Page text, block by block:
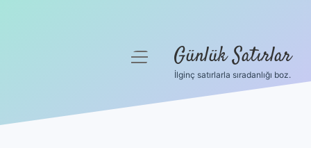
menüyü Günlük Satırlar
İlginç satırlarla sıradanlığı boz.